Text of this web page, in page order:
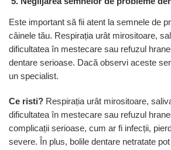
Este important să fii atent la semnele de
câinele tău. Respirația urât mirositoare,
dificultatea în mestecare sau refuzul
dentare serioase. Dacă observi aceste
un specialist.
Ce risti? Respirația urât mirositoare,
dificultatea în mestecare sau refuzul
complicații serioase, cum ar fi infecții,
severe. În plus, bolile dentare netratate